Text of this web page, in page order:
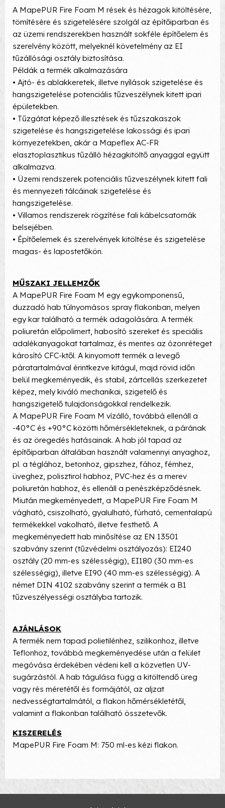
A MapePUR Fire Foam M rések és hézagok kitöltésére,
tömítésére és szigetelésére szolgál az építőiparban és
az üzemi rendszerekben használt sokféle építőelem és
szerelvény között, melyeknél követelmény az EI
tűzállósági osztály biztosítása.
Példák a termék alkalmazására
• Ajtó- és ablakkeretek, illetve nyílások szigetelése és
hangszigetelése potenciális tűzveszélynek kitett ipari
épületekben.
• Tűzgátat képező illesztések és tűzszakaszok
szigetelése és hangszigetelése lakossági és ipari
környezetekben, akár a Mapeflex AC-FR
elasztoplasztikus tűzálló hézagkitöltő anyaggal együtt
alkalmazva.
• Üzemi rendszerek potenciális tűzveszélynek kitett fali
és mennyezeti tálcáinak szigetelése és
hangszigetelése.
• Villamos rendszerek rögzítése fali kábelcsatornák
belsejében.
• Építőelemek és szerelvények kitöltése és szigetelése
magas- és lapostetőkön.
MŰSZAKI JELLEMZŐK
A MapePUR Fire Foam M egy egykomponensű,
duzzadó hab túlnyomásos spray flakonban, melyen
egy kar található a termék adagolására. A termék
poliuretán előpolimert, habosító szereket és speciális
adalékanyagokat tartalmaz, és mentes az ózonréteget
károsító CFC-ktől. A kinyomott termék a levegő
páratartalmával érintkezve kitágul, majd rövid időn
belül megkeményedik, és stabil, zártcellás szerkezetet
képez, mely kiváló mechanikai, szigetelő és
hangszigetelő tulajdonságokkal rendelkezik.
A MapePUR Fire Foam M vízálló, továbbá ellenáll a
-40°C és +90°C közötti hőmérsékleteknek, a párának
és az öregedés hatásainak. A hab jól tapad az
építőiparban általában használt valamennyi anyaghoz,
pl. a téglához, betonhoz, gipszhez, fához, fémhez,
üveghez, polisztirol habhoz, PVC-hez és a merev
poliuretán habhoz, és ellenáll a penészképződésnek.
Miután megkeményedett, a MapePUR Fire Foam M
vágható, csiszolható, gyalulható, fúrható, cementalapú
termékekkel vakolható, illetve festhető. A
megkeményedett hab minősítése az EN 13501
szabvány szerint (tűzvédelmi osztályozás): EI240
osztály (20 mm-es szélességig), EI180 (30 mm-es
szélességig), illetve EI90 (40 mm-es szélességig). A
német DIN 4102 szabvány szerint a termék a B1
tűzveszélyességi osztályba tartozik.
AJÁNLÁSOK
A termék nem tapad polietilénhez, szilikonhoz, illetve
Teflonhoz, továbbá megkeményedése után a felület
megóvása érdekében védeni kell a közvetlen UV-
sugárzástól. A hab tágulása függ a kitöltendő üreg
vagy rés méretétől és formájától, az aljzat
nedvességtartalmától, a flakon hőmérsékletétől,
valamint a flakonban található összetevők.
KISZERELÉS
MapePUR Fire Foam M: 750 ml-es kézi flakon.